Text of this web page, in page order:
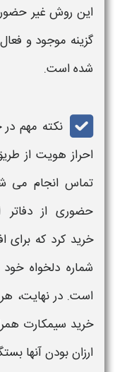
این روش غیر
گزینه موجود و
شده است.
نکته مهم در
احراز هویت از
تماس انجام می
حضوری از دفاتر
خرید کرد که برای
شماره دلخواه
است. در نهایت،
خرید سیمکارت
ارزانبودن آنها